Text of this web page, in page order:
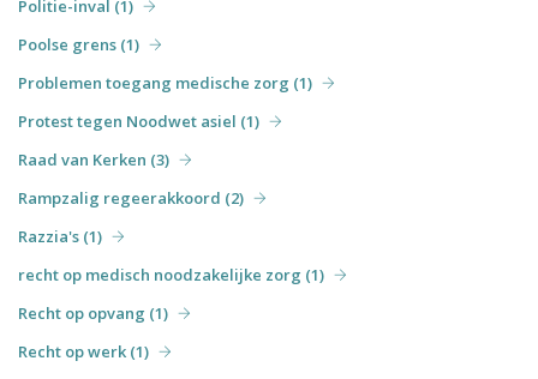
Politie-inval (1)
Poolse grens (1)
Problemen toegang medische zorg (1)
Protest tegen Noodwet asiel (1)
Raad van Kerken (3)
Rampzalig regeerakkoord (2)
Razzia's (1)
recht op medisch noodzakelijke zorg (1)
Recht op opvang (1)
Recht op werk (1)